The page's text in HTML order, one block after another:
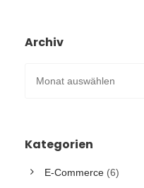
Archiv
Kategorien
E-Commerce (6)